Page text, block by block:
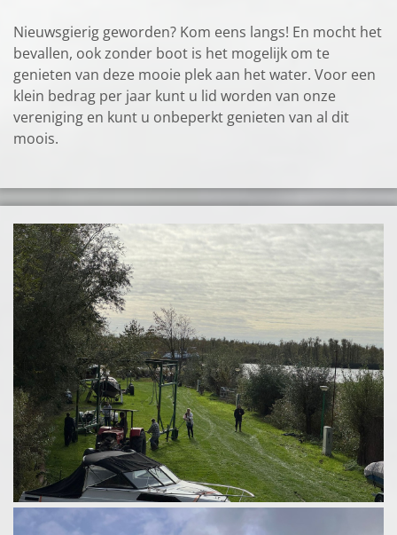
Nieuwsgierig geworden? Kom eens langs! En mocht het
bevallen, ook zonder boot is het mogelijk om te
genieten van deze mooie plek aan het water. Voor een
klein bedrag per jaar kunt u lid worden van onze
vereniging en kunt u onbeperkt genieten van al dit
moois.